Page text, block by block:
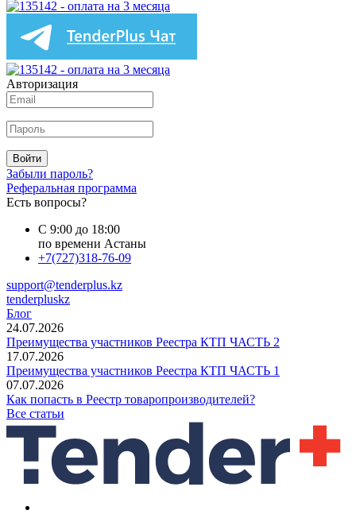
Авторизация
Войти
Забыли пароль?
Реферальная программа
Есть вопросы?
С 9:00 до 18:00
по времени Астаны
+7(727)318-76-09
support@tenderplus.kz
tenderpluskz
Блог
24.07.2026
Преимущества участников Реестра КТП ЧАСТЬ 2
17.07.2026
Преимущества участников Реестра КТП ЧАСТЬ 1
07.07.2026
Как попасть в Реестр товаропроизводителей?
Все статьи